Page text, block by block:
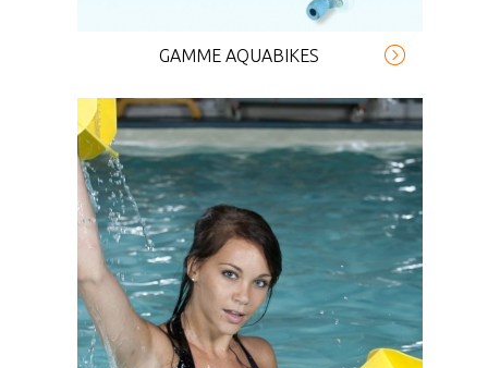
GAMME AQUABIKES